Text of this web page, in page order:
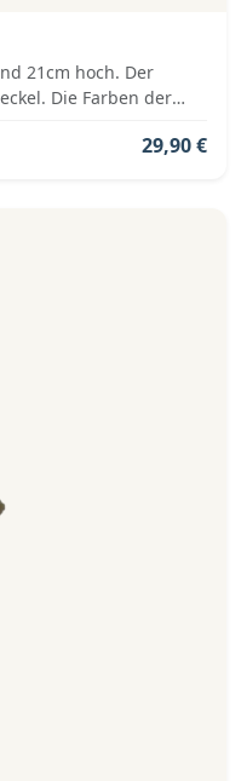
21cm hoch. Der
Die Farben der
29,90 €